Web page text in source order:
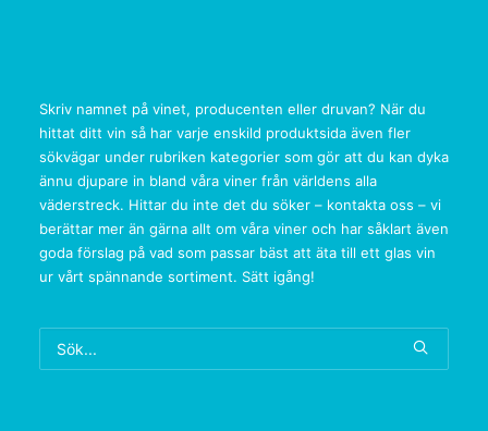
Skriv namnet på vinet, producenten eller druvan? När du
hittat ditt vin så har varje enskild produktsida även fler
sökvägar under rubriken kategorier som gör att du kan dyka
ännu djupare in bland våra viner från världens alla
väderstreck. Hittar du inte det du söker – kontakta oss – vi
berättar mer än gärna allt om våra viner och har såklart även
goda förslag på vad som passar bäst att äta till ett glas vin
ur vårt spännande sortiment. Sätt igång!